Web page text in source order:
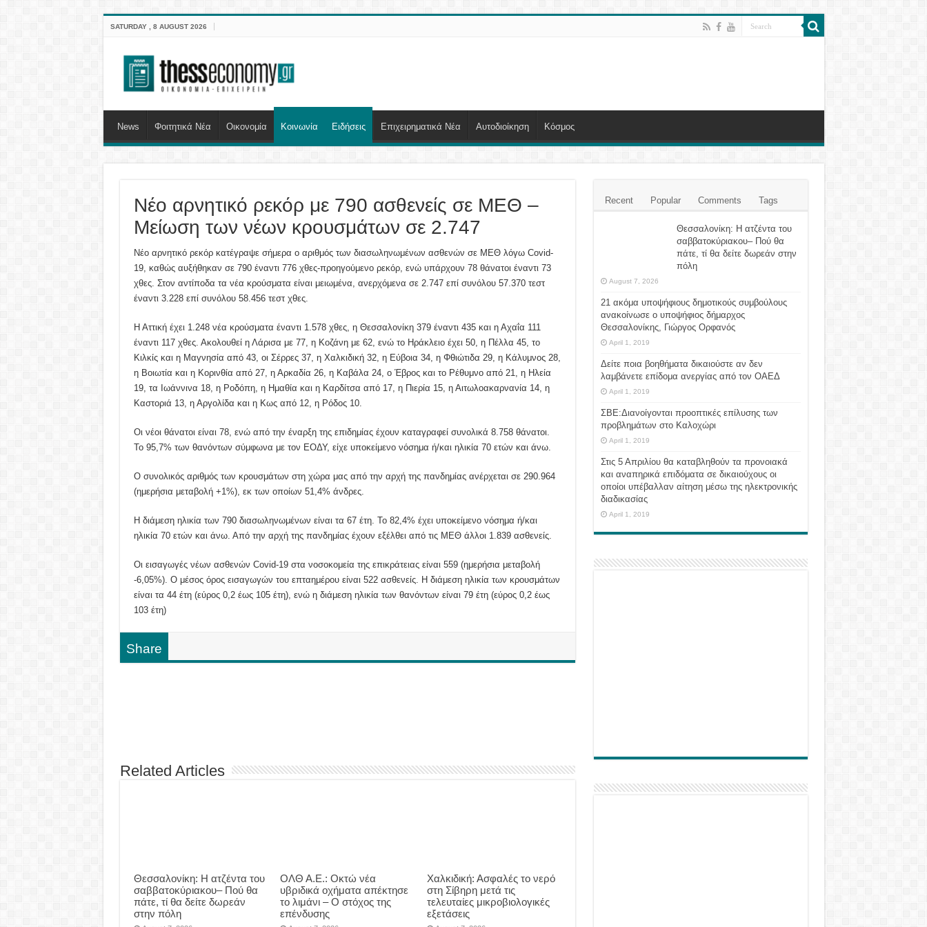
SATURDAY , 8 AUGUST 2026
News Φοιτητικά Νέα Οικονομία Κοινωνία Ειδήσεις Επιχειρηματικά Νέα Αυτοδιοίκηση Κόσμος
Νέο αρνητικό ρεκόρ με 790 ασθενείς σε ΜΕΘ –
Μείωση των νέων κρουσμάτων σε 2.747
Νέο αρνητικό ρεκόρ κατέγραψε σήμερα ο αριθμός των διασωληνωμένων ασθενών σε ΜΕΘ λόγω Covid-
19, καθώς αυξήθηκαν σε 790 έναντι 776 χθες-προηγούμενο ρεκόρ, ενώ υπάρχουν 78 θάνατοι έναντι 73
χθες. Στον αντίποδα τα νέα κρούσματα είναι μειωμένα, ανερχόμενα σε 2.747 επί συνόλου 57.370 τεστ
έναντι 3.228 επί συνόλου 58.456 τεστ χθες.
Η Αττική έχει 1.248 νέα κρούσματα έναντι 1.578 χθες, η Θεσσαλονίκη 379 έναντι 435 και η Αχαΐα 111
έναντι 117 χθες. Ακολουθεί η Λάρισα με 77, η Κοζάνη με 62, ενώ το Ηράκλειο έχει 50, η Πέλλα 45, το
Κιλκίς και η Μαγνησία από 43, οι Σέρρες 37, η Χαλκιδική 32, η Εύβοια 34, η Φθιώτιδα 29, η Κάλυμνος 28,
η Βοιωτία και η Κορινθία από 27, η Αρκαδία 26, η Καβάλα 24, ο Έβρος και το Ρέθυμνο από 21, η Ηλεία
19, τα Ιωάννινα 18, η Ροδόπη, η Ημαθία και η Καρδίτσα από 17, η Πιερία 15, η Αιτωλοακαρνανία 14, η
Καστοριά 13, η Αργολίδα και η Κως από 12, η Ρόδος 10.
Οι νέοι θάνατοι είναι 78, ενώ από την έναρξη της επιδημίας έχουν καταγραφεί συνολικά 8.758 θάνατοι.
Το 95,7% των θανόντων σύμφωνα με τον ΕΟΔΥ, είχε υποκείμενο νόσημα ή/και ηλικία 70 ετών και άνω.
Ο συνολικός αριθμός των κρουσμάτων στη χώρα μας από την αρχή της πανδημίας ανέρχεται σε 290.964
(ημερήσια μεταβολή +1%), εκ των οποίων 51,4% άνδρες.
Η διάμεση ηλικία των 790 διασωληνωμένων είναι τα 67 έτη. To 82,4% έχει υποκείμενο νόσημα ή/και
ηλικία 70 ετών και άνω. Από την αρχή της πανδημίας έχουν εξέλθει από τις ΜΕΘ άλλοι 1.839 ασθενείς.
Οι εισαγωγές νέων ασθενών Covid-19 στα νοσοκομεία της επικράτειας είναι 559 (ημερήσια μεταβολή
-6,05%). Ο μέσος όρος εισαγωγών του επταημέρου είναι 522 ασθενείς. Η διάμεση ηλικία των κρουσμάτων
είναι τα 44 έτη (εύρος 0,2 έως 105 έτη), ενώ η διάμεση ηλικία των θανόντων είναι 79 έτη (εύρος 0,2 έως
103 έτη)
Share
Related Articles
Θεσσαλονίκη: Η ατζέντα του
σαββατοκύριακου– Πού θα
πάτε, τί θα δείτε δωρεάν
στην πόλη
ΟΛΘ Α.Ε.: Οκτώ νέα
υβριδικά οχήματα απέκτησε
το λιμάνι – Ο στόχος της
επένδυσης
Χαλκιδική: Ασφαλές το νερό
στη Σίβηρη μετά τις
τελευταίες μικροβιολογικές
εξετάσεις
Recent Popular Comments Tags
Θεσσαλονίκη: Η ατζέντα του
σαββατοκύριακου– Πού θα
πάτε, τί θα δείτε δωρεάν στην
πόλη
August 7, 2026
21 ακόμα υποψήφιους δημοτικούς συμβούλους
ανακοίνωσε ο υποψήφιος δήμαρχος
Θεσσαλονίκης, Γιώργος Ορφανός
April 1, 2019
Δείτε ποια βοηθήματα δικαιούστε αν δεν
λαμβάνετε επίδομα ανεργίας από τον ΟΑΕΔ
April 1, 2019
ΣΒΕ:Διανοίγονται προοπτικές επίλυσης των
προβλημάτων στο Καλοχώρι
April 1, 2019
Στις 5 Απριλίου θα καταβληθούν τα προνοιακά
και αναπηρικά επιδόματα σε δικαιούχους οι
οποίοι υπέβαλλαν αίτηση μέσω της ηλεκτρονικής
διαδικασίας
April 1, 2019